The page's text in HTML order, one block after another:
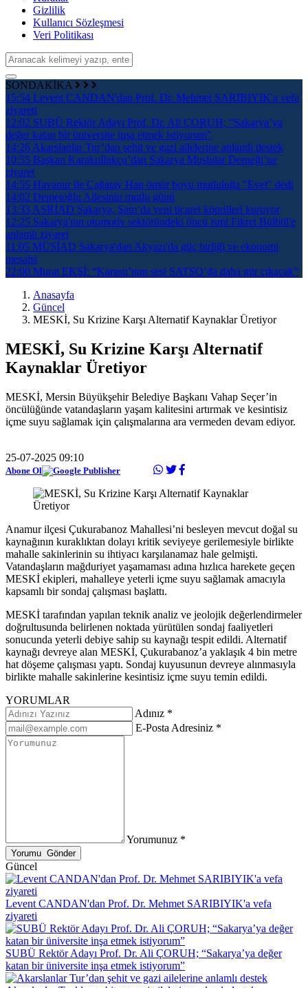
Gizlilik
Kullanıcı Sözleşmesi
Veri Politikası
SONDAKİKA
15:54 Levent CANDAN'dan Prof. Dr. Mehmet SARIBIYIK'a vefa
ziyareti
12:02 SUBÜ Rektör Adayı Prof. Dr. Ali ÇORUH; “Sakarya’ya
değer katan bir üniversite inşa etmek istiyorum”
14:26 Akarslanlar Tur’dan şehit ve gazi ailelerine anlamlı destek
10:55 Başkan Karakullukçu’dan Sakarya Muşlular Derneği’ne
ziyaret
14:55 Havanur ile Çağatay Han ömür boyu mutluluğa "Evet" dedi
14:02 Demetoğlu Ailesinin mutlu günü
13:33 ASRİAD Sakarya, Şam’da yeni ticaret köprüleri kuruyor
12:25 Sakarya'nın otomotiv sektöründeki öncü ismi Fikret Bülbül'e
anlamlı ziyaret
11:05 MÜSİAD Sakarya'dan Akyazı'da güç birliği ve ekonomi
mesaisi
22:00 Murat EKŞİ: “Karasu’nun sesi SATSO’da daha gür çıkacak”
Anasayfa
Güncel
MESKİ, Su Krizine Karşı Alternatif Kaynaklar Üretiyor
MESKİ, Su Krizine Karşı Alternatif
Kaynaklar Üretiyor
MESKİ, Mersin Büyükşehir Belediye Başkanı Vahap Seçer’in
öncülüğünde vatandaşların yaşam kalitesini artırmak ve kesintisiz
içme suyu sağlamak için çalışmalarına ara vermeden devam ediyor.
25-07-2025 09:10
Abone Ol
Anamur ilçesi Çukurabanoz Mahallesi’ni besleyen mevcut doğal su
kaynağının kuraklıktan dolayı kritik seviyeye gerilemesiyle birlikte
mahalle sakinlerinin su ihtiyacı karşılanamaz hale gelmişti.
Vatandaşların mağduriyet yaşamaması adına hızlıca harekete geçen
MESKİ ekipleri, mahalleye yeterli içme suyu sağlamak amacıyla
kapsamlı bir sondaj çalışması başlattı.
MESKİ tarafından yapılan teknik analiz ve jeolojik değerlendirmeler
doğrultusunda belirlenen noktada yürütülen sondaj faaliyetleri
sonucunda yeterli debiye sahip su kaynağı tespit edildi. Alternatif
kaynağı devreye alan MESKİ, Çukurabanoz’a yaklaşık 4 bin metre
hat döşeme çalışması yaptı. Sondaj kuyusunun devreye alınmasıyla
birlikte mahalle sakinlerine kesintisiz içme suyu temin edildi.
YORUMLAR
Adınız *
E-Posta Adresiniz *
Yorumunuz *
Güncel
Levent CANDAN'dan Prof. Dr. Mehmet SARIBIYIK'a vefa
ziyareti
SUBÜ Rektör Adayı Prof. Dr. Ali ÇORUH; “Sakarya’ya değer
katan bir üniversite inşa etmek istiyorum”